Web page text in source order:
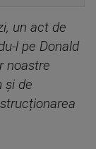
un act de
l pe Donald
noastre
și de